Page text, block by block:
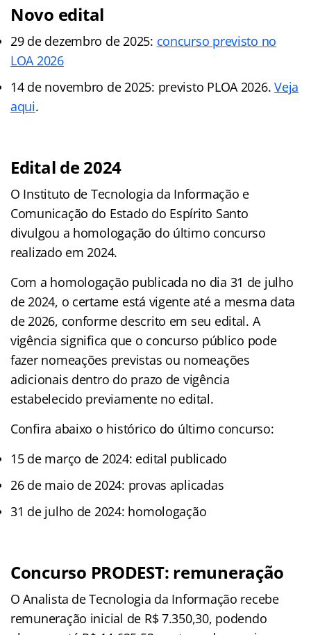
Novo edital
29 de dezembro de 2025: concurso previsto no
LOA 2026
14 de novembro de 2025: previsto PLOA 2026.Veja
aqui.
Edital de 2024
O Instituto de Tecnologia da Informação e
Comunicação do Estado do Espírito Santo
divulgou a homologação do último concurso
realizado em 2024.
Com a homologação publicada no dia 31 de julho
de 2024, o certame está vigente até a mesma data
de 2026, conforme descrito em seu edital. A
vigência significa que o concurso público pode
fazer nomeações previstas ou nomeações
adicionais dentro do prazo de vigência
estabelecido previamente no edital.
Confira abaixo o histórico do último concurso:
15 de março de 2024: edital publicado
26 de maio de 2024: provas aplicadas
31 de julho de 2024: homologação
Concurso PRODEST: remuneração
O Analista de Tecnologia da Informação recebe
remuneração inicial de R$ 7.350,30, podendo